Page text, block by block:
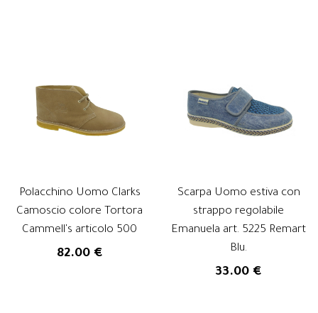
Polacchino Uomo Clarks
Camoscio colore Tortora
Cammell's articolo 500
82.00 €
Scarpa Uomo estiva con
strappo regolabile
Emanuela art. 5225 Remart
Blu.
33.00 €